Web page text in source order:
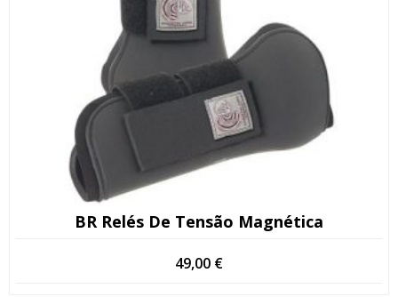
BR Relés De Tensão Magnética
49,00 €